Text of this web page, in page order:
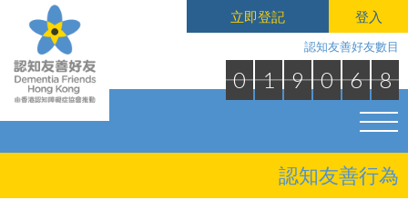
立即登記 登入
認知友善好友數目
0 1 9 0 6 8
認知友善行為